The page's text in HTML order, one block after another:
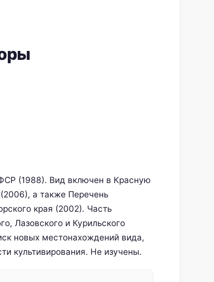
(1988). Вид включен в Красную
а также Перечень
края (2002). Часть
Лазовского и Курильского
новых местонахождений вида,
культивирования. Не изучены.